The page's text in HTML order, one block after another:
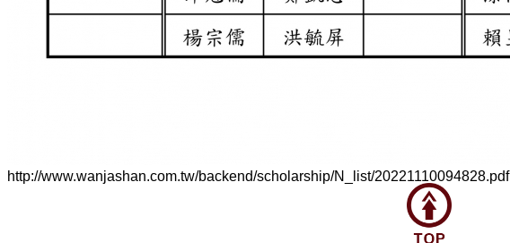
http://www.wanjashan.com.tw/backend/scholarship/N_list/20221110094828.pdf